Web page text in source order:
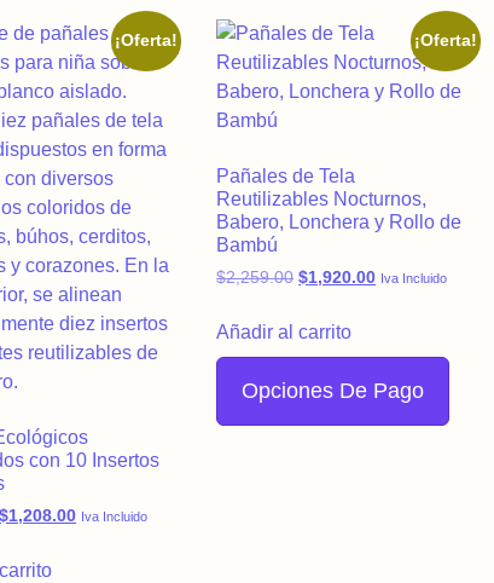
¡Oferta!
con 10 Insertos
Original price was: $1,859.00.
$1,208.00Current price is: $1,208.00.
Iva Incluido
¡Oferta!
Pañales de Tela
Reutilizables Nocturnos,
Babero, Lonchera y Rollo de
Bambú
$2,259.00 Original price was:
$1,920.00Current price
Iva Incluido
Añadir al carrito
Opciones De Pago